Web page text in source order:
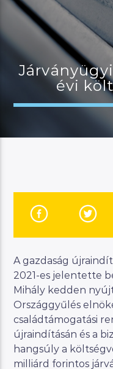
MannaFM
JELENLEGI MŰSOR
MANNA
Manna FM
évi
A gazdaság
2021-es jelentette
Mihály kedden
Országgyűlés
családtámogatási
újraindításán és a
hangsúly a
milliárd forintos